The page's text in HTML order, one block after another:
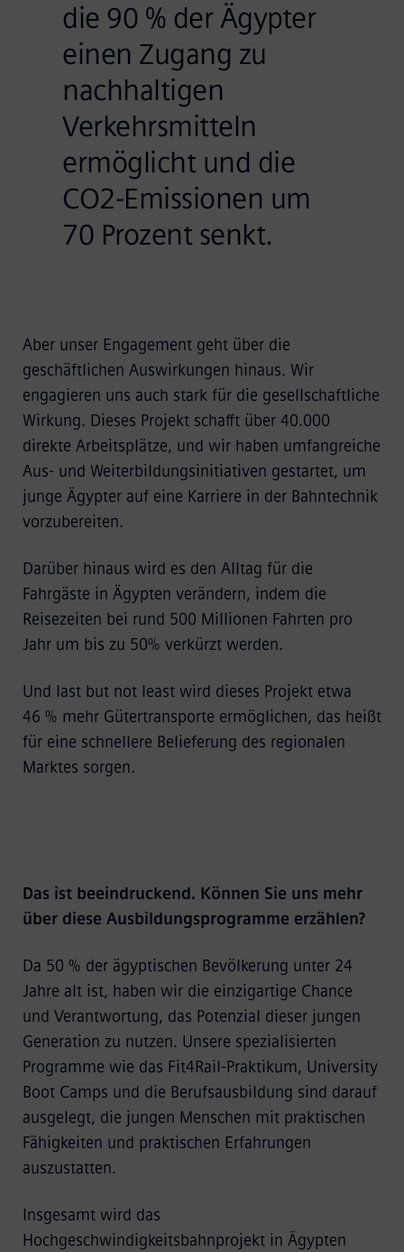
die 90 % der Ägypter
einen Zugang zu
nachhaltigen
Verkehrsmitteln
ermöglicht und die
CO2-Emissionen um
70 Prozent senkt.
Aber unser Engagement geht über die
geschäftlichen Auswirkungen hinaus. Wir
engagieren uns auch stark für die gesellschaftliche
Wirkung. Dieses Projekt schafft über 40.000
direkte Arbeitsplätze, und wir haben umfangreiche
Aus- und Weiterbildungsinitiativen gestartet, um
junge Ägypter auf eine Karriere in der Bahntechnik
vorzubereiten.
Darüber hinaus wird es den Alltag für die
Fahrgäste in Ägypten verändern, indem die
Reisezeiten bei rund 500 Millionen Fahrten pro
Jahr um bis zu 50% verkürzt werden.
Und last but not least wird dieses Projekt etwa
46 % mehr Gütertransporte ermöglichen, das heißt
für eine schnellere Belieferung des regionalen
Marktes sorgen.
Das ist beeindruckend. Können Sie uns mehr
über diese Ausbildungsprogramme erzählen?
Da 50 % der ägyptischen Bevölkerung unter 24
Jahre alt ist, haben wir die einzigartige Chance
und Verantwortung, das Potenzial dieser jungen
Generation zu nutzen. Unsere spezialisierten
Programme wie das Fit4Rail-Praktikum, University
Boot Camps und die Berufsausbildung sind darauf
ausgelegt, die jungen Menschen mit praktischen
Fähigkeiten und praktischen Erfahrungen
auszustatten.
Insgesamt wird das
Hochgeschwindigkeitsbahnprojekt in Ägypten